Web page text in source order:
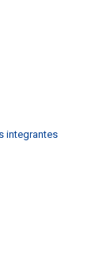
integrantes